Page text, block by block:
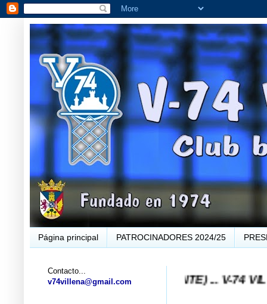
Página principal PATROCINADORES 2024/25
V-74 VILLENA (ALICANTE) ... V-74 VILLENA
Contacto...
v74villena@gmail.com